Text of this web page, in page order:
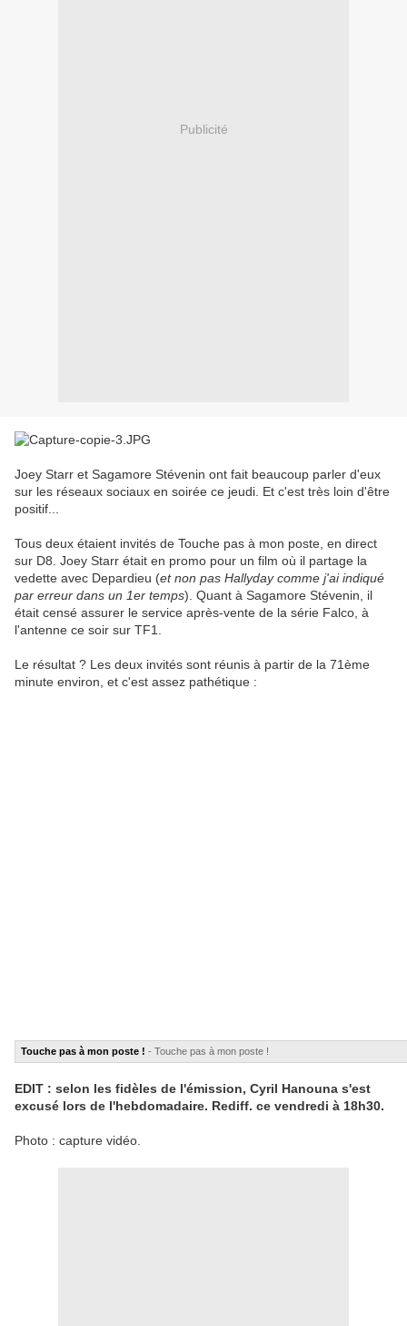
Publicité
Joey Starr et Sagamore Stévenin ont fait beaucoup parler d'eux
sur les réseaux sociaux en soirée ce jeudi. Et c'est très loin d'être
positif...
Tous deux étaient invités de Touche pas à mon poste, en direct
sur D8. Joey Starr était en promo pour un film où il partage la
vedette avec Depardieu (et non pas Hallyday comme j'ai indiqué
par erreur dans un 1er temps). Quant à Sagamore Stévenin, il
était censé assurer le service après-vente de la série Falco, à
l'antenne ce soir sur TF1.
Le résultat ? Les deux invités sont réunis à partir de la 71ème
minute environ, et c'est assez pathétique :
Touche pas à mon poste ! - Touche pas à mon poste !
EDIT : selon les fidèles de l'émission, Cyril Hanouna s'est
excusé lors de l'hebdomadaire. Rediff. ce vendredi à 18h30.
Photo : capture vidéo.